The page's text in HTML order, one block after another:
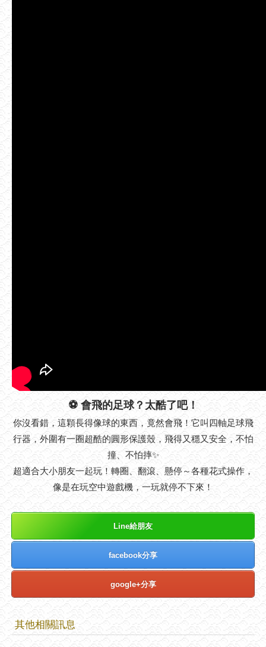
⚽ 會飛的足球？太酷了吧！
你沒看錯，這顆長得像球的東西，竟然會飛！它叫四軸足球飛
行器，外圍有一圈超酷的圓形保護殼，飛得又穩又安全，不怕
撞、不怕摔✨
超適合大小朋友一起玩！轉圈、翻滾、懸停～各種花式操作，
像是在玩空中遊戲機，一玩就停不下來！
Line給朋友
facebook分享
google+分享
其他相關訊息